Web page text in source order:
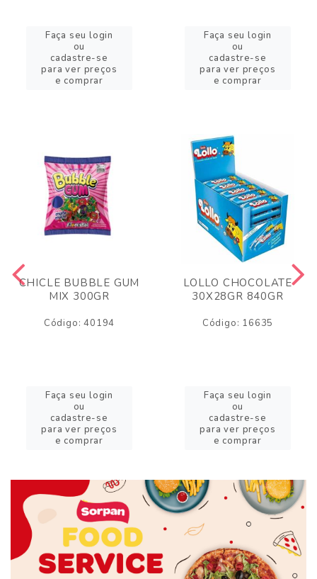
Faça seu login
ou
cadastre-se
para ver preços
e comprar
Faça seu login
ou
cadastre-se
para ver preços
e comprar
CHICLE BUBBLE GUM
MIX 300GR
Código: 40194
Faça seu login
ou
cadastre-se
para ver preços
e comprar
LOLLO CHOCOLATE
30X28GR 840GR
Código: 16635
Faça seu login
ou
cadastre-se
para ver preços
e comprar